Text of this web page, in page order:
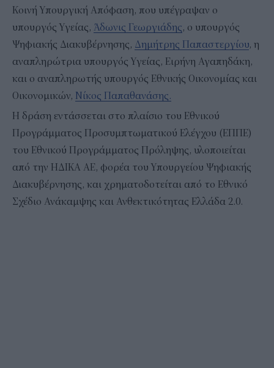
Κοινή Υπουργική Απόφαση, που υπέγραψαν ο
υπουργός Υγείας, Άδωνις Γεωργιάδης, ο υπουργός
Ψηφιακής Διακυβέρνησης, Δημήτρης Παπαστεργίου, η
αναπληρώτρια υπουργός Υγείας, Ειρήνη Αγαπηδάκη,
και ο αναπληρωτής υπουργός Εθνικής Οικονομίας και
Οικονομικών, Νίκος Παπαθανάσης.
Η δράση εντάσσεται στο πλαίσιο του Εθνικού
Προγράμματος Προσυμπτωματικού Ελέγχου (ΕΠΠΕ)
του Εθνικού Προγράμματος Πρόληψης, υλοποιείται
από την ΗΔΙΚΑ ΑΕ, φορέα του Υπουργείου Ψηφιακής
Διακυβέρνησης, και χρηματοδοτείται από το Εθνικό
Σχέδιο Ανάκαμψης και Ανθεκτικότητας Ελλάδα 2.0.